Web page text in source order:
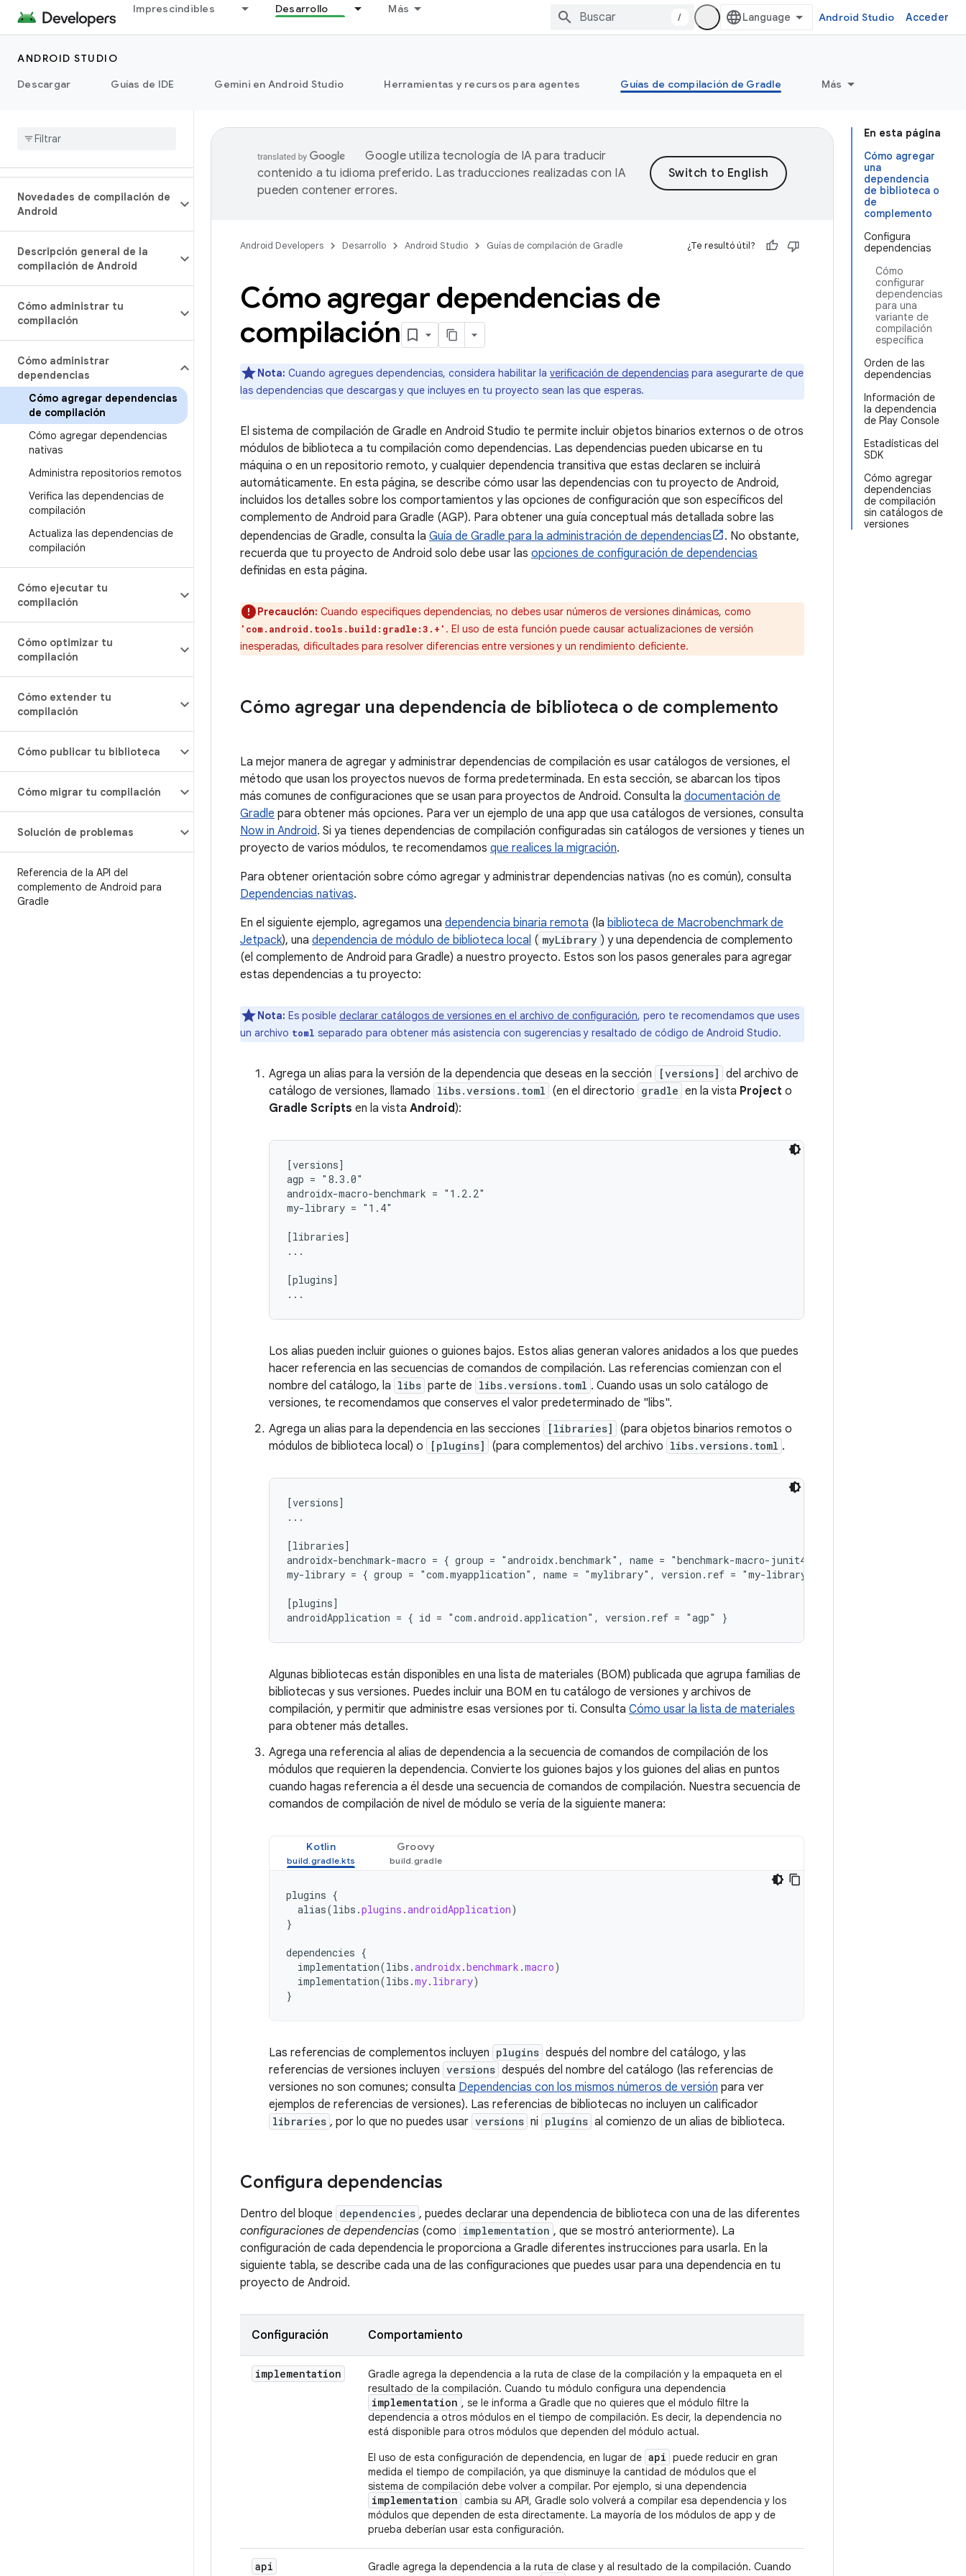
Imprescindibles Desarrollo Más
/ Android Studio Acceder
ANDROID STUDIO
Descargar
Guías de IDE Gemini en Android Studio Herramientas y recursos para agentes Guías de compilación de Gradle Más
Novedades de compilación de
Android
Descripción general de la
compilación de Android
Cómo administrar tu
compilación
Cómo administrar
dependencias
Cómo agregar dependencias
de compilación
Cómo agregar dependencias
nativas
Administra repositorios remotos
Verifica las dependencias de
compilación
Actualiza las dependencias de
compilación
Cómo ejecutar tu
compilación
Cómo optimizar tu
compilación
Cómo extender tu
compilación
Cómo publicar tu biblioteca
Cómo migrar tu compilación
Solución de problemas
Referencia de la API del
complemento de Android para
Gradle
En esta página
Cómo agregar
una
dependencia
de biblioteca o
de
complemento
Configura
dependencias
Cómo
configurar
dependencias
para una
variante de
compilación
específica
Orden de las
dependencias
Información de
la dependencia
de Play Console
Estadísticas del
SDK
Cómo agregar
dependencias
de compilación
sin catálogos de
versiones
Google utiliza tecnología de IA para traducir
contenido a tu idioma preferido. Las traducciones realizadas con IA
pueden contener errores.
Android Developers Desarrollo Android Studio Guías de compilación de Gradle ¿Te resultó útil?
Cómo agregar dependencias de
compilación
Nota: Cuando agregues dependencias, considera habilitar la verificación de dependencias para asegurarte de que
las dependencias que descargas y que incluyes en tu proyecto sean las que esperas.
El sistema de compilación de Gradle en Android Studio te permite incluir objetos binarios externos o de otros
módulos de biblioteca a tu compilación como dependencias. Las dependencias pueden ubicarse en tu
máquina o en un repositorio remoto, y cualquier dependencia transitiva que estas declaren se incluirá
automáticamente. En esta página, se describe cómo usar las dependencias con tu proyecto de Android,
incluidos los detalles sobre los comportamientos y las opciones de configuración que son específicos del
complemento de Android para Gradle (AGP). Para obtener una guía conceptual más detallada sobre las
dependencias de Gradle, consulta la Guía de Gradle para la administración de dependencias
. No obstante,
recuerda que tu proyecto de Android solo debe usar las opciones de configuración de dependencias
definidas en esta página.
Precaución: Cuando especifiques dependencias, no debes usar números de versiones dinámicas, como
'com.android.tools.build:gradle:3.+' . El uso de esta función puede causar actualizaciones de versión
inesperadas, dificultades para resolver diferencias entre versiones y un rendimiento deficiente.
Cómo agregar una dependencia de biblioteca o de complemento
La mejor manera de agregar y administrar dependencias de compilación es usar catálogos de versiones, el
método que usan los proyectos nuevos de forma predeterminada. En esta sección, se abarcan los tipos
más comunes de configuraciones que se usan para proyectos de Android. Consulta la documentación de
Gradle para obtener más opciones. Para ver un ejemplo de una app que usa catálogos de versiones, consulta
Now in Android. Si ya tienes dependencias de compilación configuradas sin catálogos de versiones y tienes un
proyecto de varios módulos, te recomendamos que realices la migración.
Para obtener orientación sobre cómo agregar y administrar dependencias nativas (no es común), consulta
Dependencias nativas.
En el siguiente ejemplo, agregamos una dependencia binaria remota (la biblioteca de Macrobenchmark de
Jetpack), una dependencia de módulo de biblioteca local ( myLibrary ) y una dependencia de complemento
(el complemento de Android para Gradle) a nuestro proyecto. Estos son los pasos generales para agregar
estas dependencias a tu proyecto:
Nota: Es posible declarar catálogos de versiones en el archivo de configuración, pero te recomendamos que uses
un archivo toml separado para obtener más asistencia con sugerencias y resaltado de código de Android Studio.
Agrega un alias para la versión de la dependencia que deseas en la sección [versions] del archivo de
catálogo de versiones, llamado libs.versions.toml (en el directorio gradle en la vista Project o
Gradle Scripts en la vista Android):
[versions]
agp = "8.3.0"
androidx-macro-benchmark = "1.2.2"
my-library = "1.4"
[libraries]
...
[plugins]
Los alias pueden incluir guiones o guiones bajos. Estos alias generan valores anidados a los que puedes
hacer referencia en las secuencias de comandos de compilación. Las referencias comienzan con el
nombre del catálogo, la libs parte de libs.versions.toml . Cuando usas un solo catálogo de
versiones, te recomendamos que conserves el valor predeterminado de "libs".
Agrega un alias para la dependencia en las secciones
[libraries]
(para objetos binarios remotos o
módulos de biblioteca local) o
[plugins] (para complementos) del archivo libs.versions.toml .
[versions]
...
[libraries]
androidx-benchmark-macro = { group = "androidx.benchmark", name = "benchmark-macro-junit4", version.ref = "androidx-
my-library = { group = "com.myapplication", name = "mylibrary", version.ref = "my-library" }
[plugins]
Algunas bibliotecas están disponibles en una lista de materiales (BOM) publicada que agrupa familias de
bibliotecas y sus versiones. Puedes incluir una BOM en tu catálogo de versiones y archivos de
compilación, y permitir que administre esas versiones por ti. Consulta Cómo usar la lista de materiales
para obtener más detalles.
Agrega una referencia al alias de dependencia a la secuencia de comandos de compilación de los
módulos que requieren la dependencia. Convierte los guiones bajos y los guiones del alias en puntos
cuando hagas referencia a él desde una secuencia de comandos de compilación. Nuestra secuencia de
comandos de compilación de nivel de módulo se vería de la siguiente manera:
Kotlin Groovy
plugins {
alias(libs .plugins .androidApplication)
}
dependencies {
implementation(libs .androidx.benchmark .macro)
implementation(libs .my. library)
}
Las referencias de complementos incluyen plugins después del nombre del catálogo, y las
referencias de versiones incluyen versions después del nombre del catálogo (las referencias de
versiones no son comunes; consulta Dependencias con los mismos números de versión para ver
ejemplos de referencias de versiones). Las referencias de bibliotecas no incluyen un calificador
libraries , por lo que no puedes usar versions ni plugins al comienzo de un alias de biblioteca.
Configura dependencias
Dentro del bloque dependencies , puedes declarar una dependencia de biblioteca con una de las diferentes
configuraciones de dependencias (como implementation , que se mostró anteriormente). La
configuración de cada dependencia le proporciona a Gradle diferentes instrucciones para usarla. En la
siguiente tabla, se describe cada una de las configuraciones que puedes usar para una dependencia en tu
proyecto de Android.
Configuración Comportamiento
implementation
Gradle agrega la dependencia a la ruta de clase de la compilación y la empaqueta en el
resultado de la compilación. Cuando tu módulo configura una dependencia
implementation , se le informa a Gradle que no quieres que el módulo filtre la
dependencia a otros módulos en el tiempo de compilación. Es decir, la dependencia no
está disponible para otros módulos que dependen del módulo actual.
El uso de esta configuración de dependencia, en lugar de api puede reducir en gran
medida el tiempo de compilación, ya que disminuye la cantidad de módulos que el
sistema de compilación debe volver a compilar. Por ejemplo, si una dependencia
implementation cambia su API, Gradle solo volverá a compilar esa dependencia y los
módulos que dependen de esta directamente. La mayoría de los módulos de app y de
prueba deberían usar esta configuración.
api
Gradle agrega la dependencia a la ruta de clase y al resultado de la compilación. Cuando